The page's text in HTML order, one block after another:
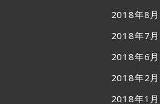
2018年8月
2018年7月
2018年6月
2018年2月
2018年1月